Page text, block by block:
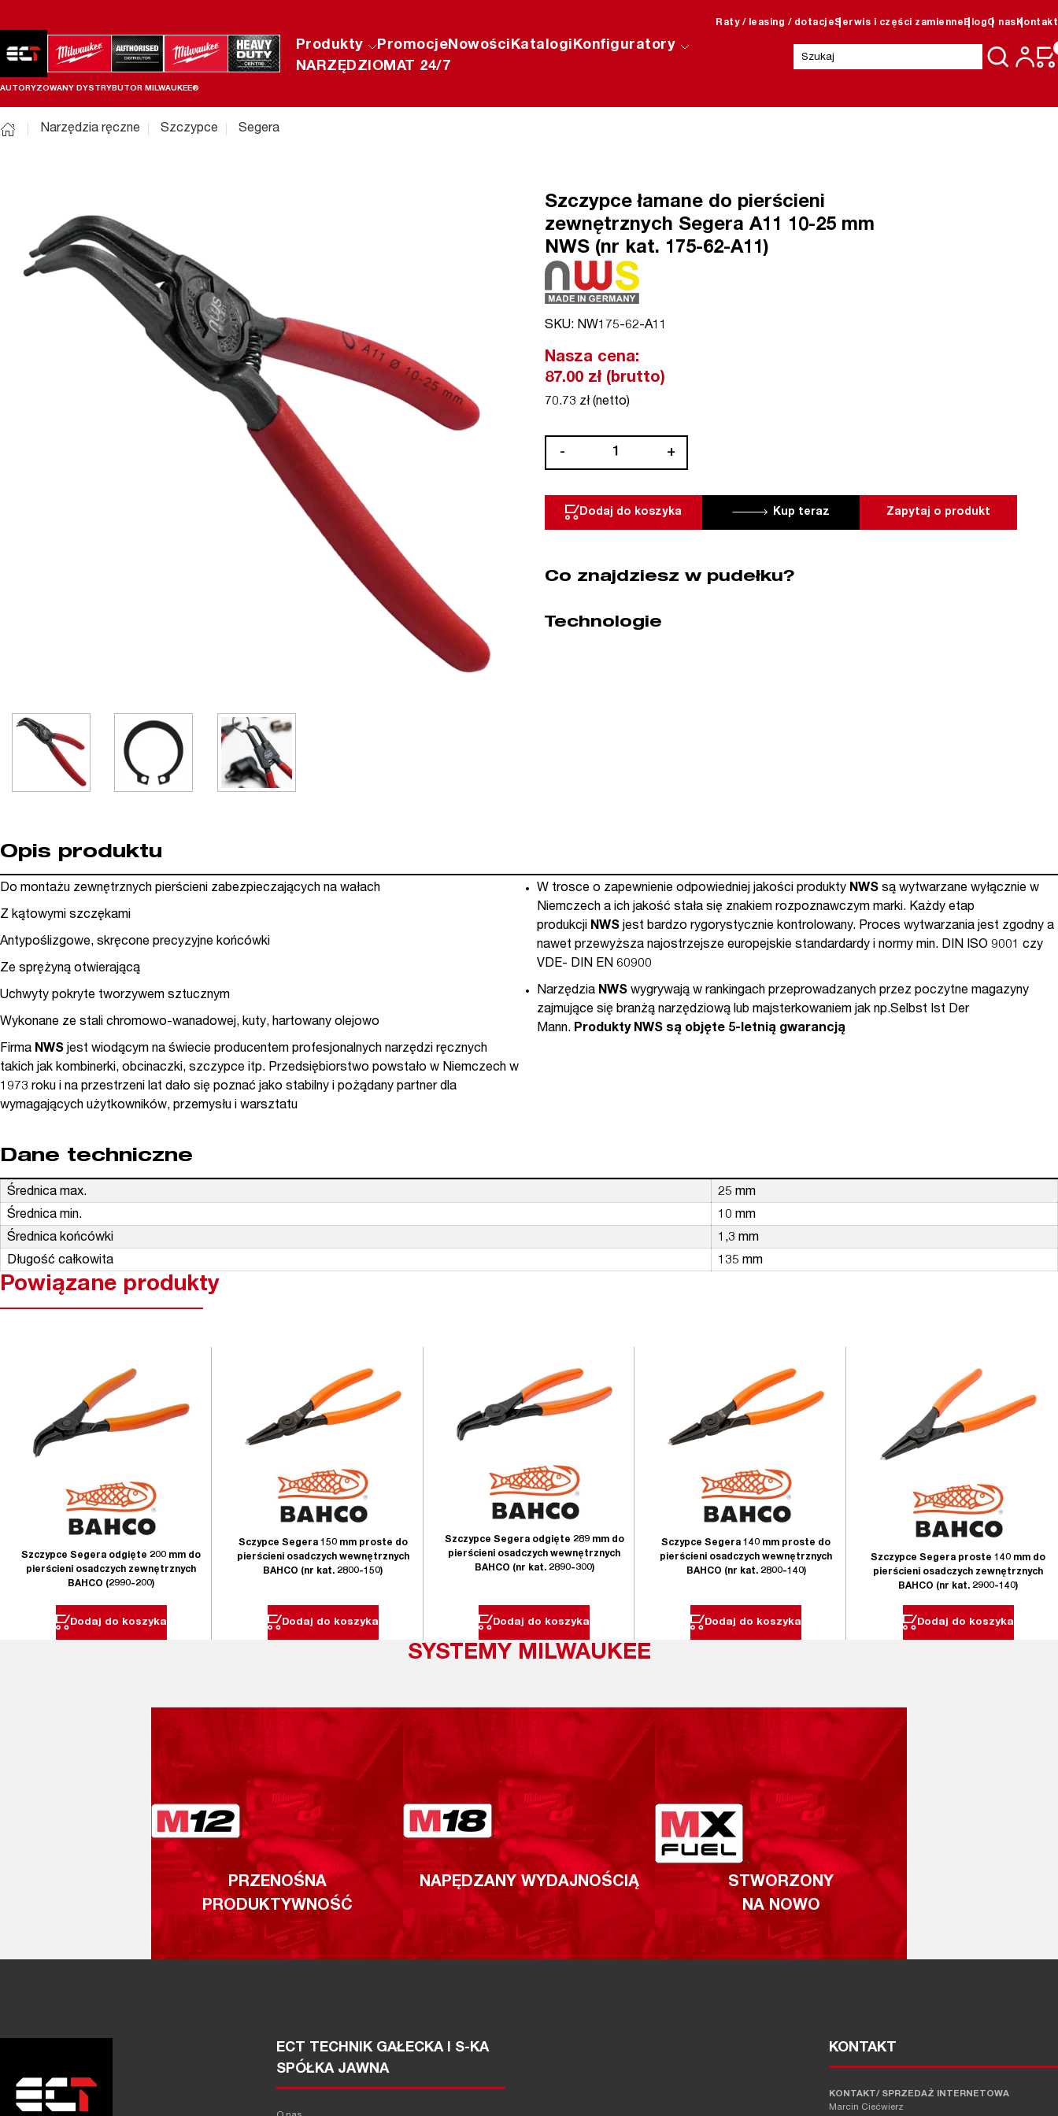
Raty / leasing / dotacjeSerwis i części zamienne BlogO nas Kontakt
AUTORYZOWANY DYSTRYBUTOR MILWAUKEE®
Produkty PromocjeNowościKatalogiKonfiguratory
NARZĘDZIOMAT 24/7
Szukaj:
Narzędzia ręczne Szczypce Segera
Szczypce łamane do pierścieni
zewnętrznych Segera A11 10-25 mm
NWS (nr kat. 175-62-A11)
SKU: NW175-62-A11
Nasza cena:
87.00 zł (brutto)
70.73 zł (netto)
-
pierścieni
A11
25
+
Dodaj do koszyka Zapytaj o produkt
Kup teraz
Co znajdziesz w pudełku?
Technologie
Opis produktu
Do montażu zewnętrznych pierścieni zabezpieczających na wałach
Z kątowymi szczękami
Antypoślizgowe, skręcone precyzyjne końcówki
Ze sprężyną otwierającą
Uchwyty pokryte tworzywem sztucznym
Wykonane ze stali chromowo-wanadowej, kuty, hartowany olejowo
Firma NWS jest wiodącym na świecie producentem profesjonalnych narzędzi ręcznych
takich jak kombinerki, obcinaczki, szczypce itp. Przedsiębiorstwo powstało w Niemczech w
1973 roku i na przestrzeni lat dało się poznać jako stabilny i pożądany partner dla
wymagających użytkowników, przemysłu i warsztatu
W trosce o zapewnienie odpowiedniej jakości produkty NWS są wytwarzane wyłącznie w
Niemczech a ich jakość stała się znakiem rozpoznawczym marki. Każdy etap
produkcji NWS jest bardzo rygorystycznie kontrolowany. Proces wytwarzania jest zgodny a
nawet przewyższa najostrzejsze europejskie standardardy i normy min. DIN ISO 9001 czy
VDE- DIN EN 60900
Narzędzia NWS wygrywają w rankingach przeprowadzanych przez poczytne magazyny
zajmujące się branżą narzędziową lub majsterkowaniem jak np.Selbst Ist Der
Mann. Produkty NWS są objęte 5-letnią gwarancją
Dane techniczne
Średnica max.
25 mm
Średnica min.
10 mm
Średnica końcówki
1,3 mm
Długość całkowita
135 mm
Powiązane produkty
Szczypce Segera odgięte 200 mm do
pierścieni osadczych zewnętrznych
BAHCO (2990-200)
Dodaj do koszyka
Sczypce Segera 150 mm proste do
pierścieni osadczych wewnętrznych
BAHCO (nr kat. 2800-150)
Dodaj do koszyka
Szczypce Segera odgięte 289 mm do
pierścieni osadczych wewnętrznych
BAHCO (nr kat. 2890-300)
Dodaj do koszyka
Sczypce Segera 140 mm proste do
pierścieni osadczych wewnętrznych
BAHCO (nr kat. 2800-140)
Dodaj do koszyka
Szczypce Segera proste 140 mm do
pierścieni osadczych zewnętrznych
BAHCO (nr kat. 2900-140)
Dodaj do koszyka
SYSTEMY MILWAUKEE
PRZENOŚNA
PRODUKTYWNOŚĆ
NAPĘDZANY WYDAJNOŚCIĄ
STWORZONY
NA NOWO
ECT TECHNIK GAŁECKA I S-KA
SPÓŁKA JAWNA
KONTAKT
KONTAKT/ SPRZEDAŻ INTERNETOWA
Marcin Ciećwierz